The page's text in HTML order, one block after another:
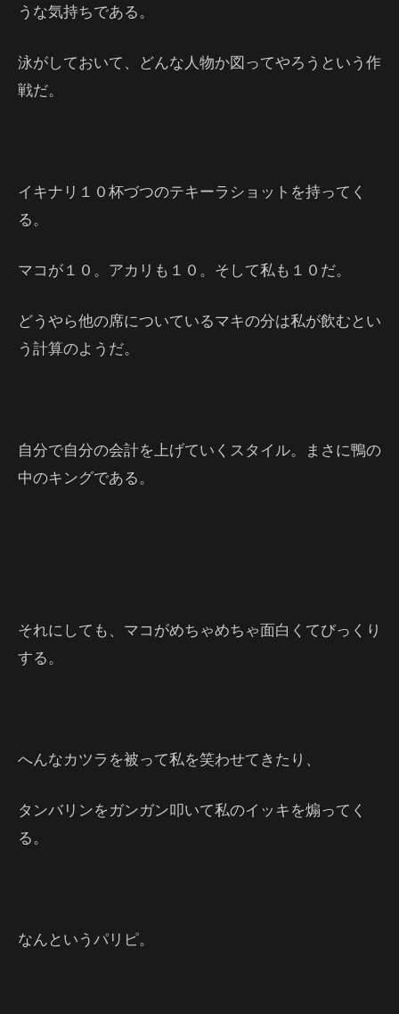
うな気持ちである。
泳がしておいて、どんな人物か図ってやろうという作
戦だ。
イキナリ１０杯づつのテキーラショットを持ってく
る。
マコが１０。アカリも１０。そして私も１０だ。
どうやら他の席についているマキの分は私が飲むとい
う計算のようだ。
自分で自分の会計を上げていくスタイル。まさに鴨の
中のキングである。
それにしても、マコがめちゃめちゃ面白くてびっくり
する。
へんなカツラを被って私を笑わせてきたり、
タンバリンをガンガン叩いて私のイッキを煽ってく
る。
なんというパリピ。